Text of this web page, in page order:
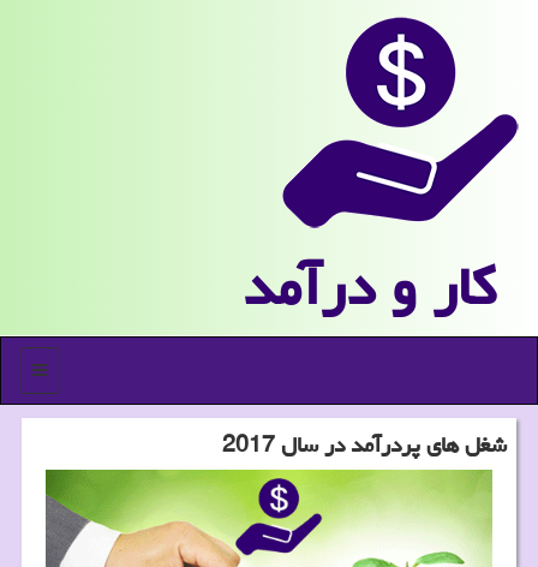
كار و درآمد
منو
شغل های پردرآمد در سال 2017